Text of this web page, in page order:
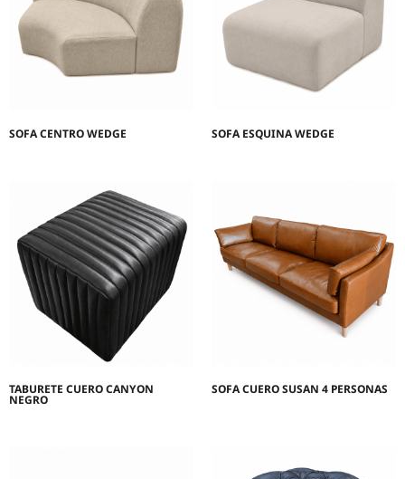
SOFA CENTRO WEDGE SOFA ESQUINA WEDGE
TABURETE CUERO CANYON
NEGRO
SOFA CUERO SUSAN 4 PERSONAS